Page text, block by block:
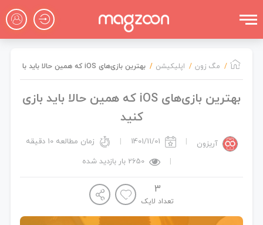
مگ‌ زون اپلیکیشن بهترین بازی‌های iOS که همین حالا باید بازی کنید
بهترین بازی‌های iOS که همین حالا باید بازی
کنید
آریزون |
1401/11/01
|
زمان مطالعه 10 دقیقه
|
2650 بار بازدید شده
3
تعداد لایک